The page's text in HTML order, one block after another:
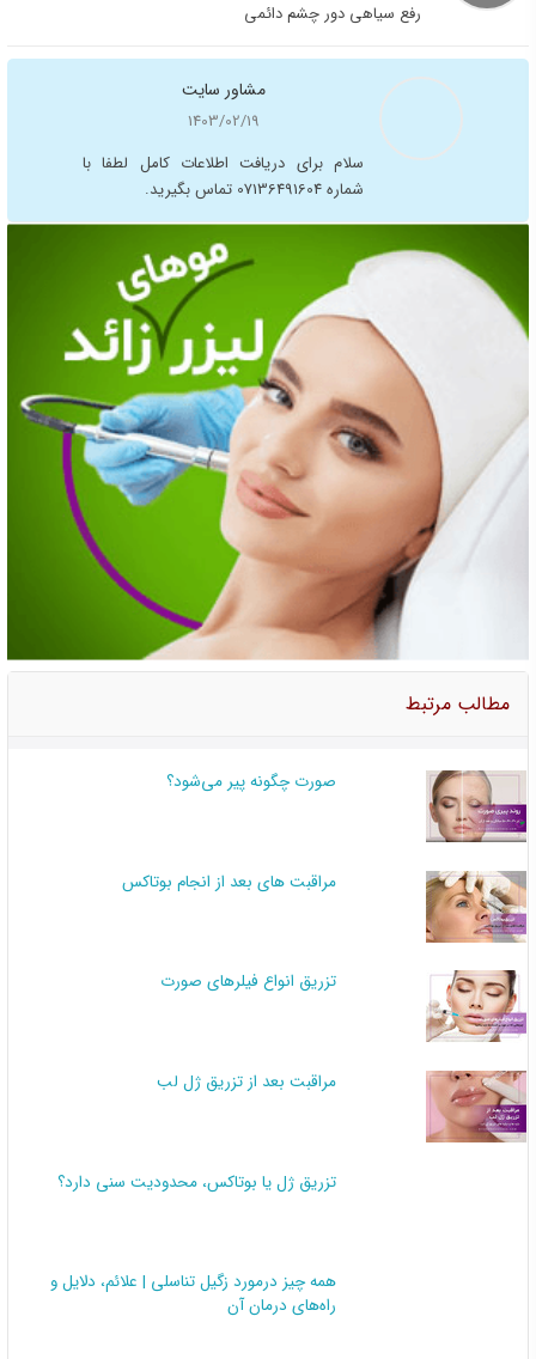
رفع سیاهی دور چشم دائمی
مشاور سایت
1403/02/19
سلام برای دریافت اطلاعات کامل لطفا با
شماره 07136491604 تماس بگیرید.
مطالب مرتبط
صورت چگونه پیر می‌شود؟
مراقبت های بعد از انجام بوتاکس
تزریق انواع فیلرهای صورت
مراقبت بعد از تزریق ژل لب
تزریق ژل یا بوتاکس، محدودیت سنی دارد؟
همه چیز درمورد زگیل تناسلی | علائم، دلایل و
راه‌های درمان آن